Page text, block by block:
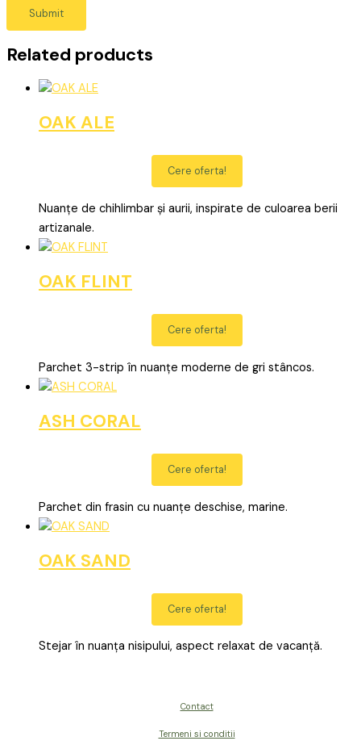
Related products
OAK ALE
Cere oferta!
Nuanțe de chihlimbar și aurii, inspirate de culoarea berii
artizanale.
OAK FLINT
Cere oferta!
Parchet 3-strip în nuanțe moderne de gri stâncos.
ASH CORAL
Cere oferta!
Parchet din frasin cu nuanțe deschise, marine.
OAK SAND
Cere oferta!
Stejar în nuanța nisipului, aspect relaxat de vacanță.
Contact
Termeni si conditii